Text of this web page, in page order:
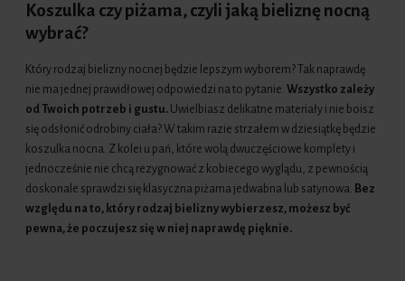
Koszulka czy piżama, czyli jaką bieliznę nocną
wybrać?
Który rodzaj bielizny nocnej będzie lepszym wyborem? Tak naprawdę
nie ma jednej prawidłowej odpowiedzi na to pytanie. Wszystko zależy
od Twoich potrzeb i gustu. Uwielbiasz delikatne materiały i nie boisz
się odsłonić odrobiny ciała? W takim razie strzałem w dziesiątkę będzie
koszulka nocna. Z kolei u pań, które wolą dwuczęściowe komplety i
jednocześnie nie chcą rezygnować z kobiecego wyglądu, z pewnością
doskonale sprawdzi się klasyczna piżama jedwabna lub satynowa. Bez
względu na to, który rodzaj bielizny wybierzesz, możesz być
pewna, że poczujesz się w niej naprawdę pięknie.